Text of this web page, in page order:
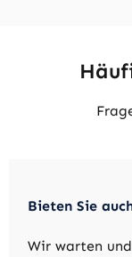
Bieten Sie
Wir warten